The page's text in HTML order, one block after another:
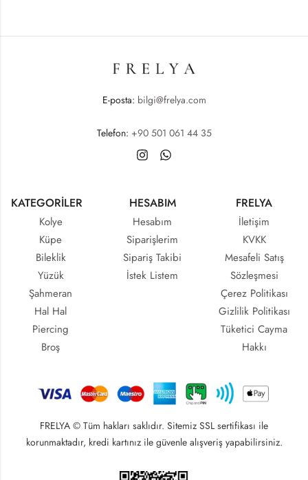
E-posta: bilgi@frelya.com
Telefon: +90 501 061 44 35
KATEGORİLER
Kolye
Küpe
Bileklik
Yüzük
Şahmeran
Hal Hal
Piercing
Broş
HESABIM
Hesabım
Siparişlerim
Sipariş Takibi
İstek Listem
FRELYA
İletişim
KVKK
Mesafeli Satış
Sözleşmesi
Çerez Politikası
Gizlilik Politikası
Tüketici Cayma
Hakkı
FRELYA © Tüm hakları saklıdır. Sitemiz SSL sertifikası ile
korunmaktadır, kredi kartınız ile güvenle alışveriş yapabilirsiniz.